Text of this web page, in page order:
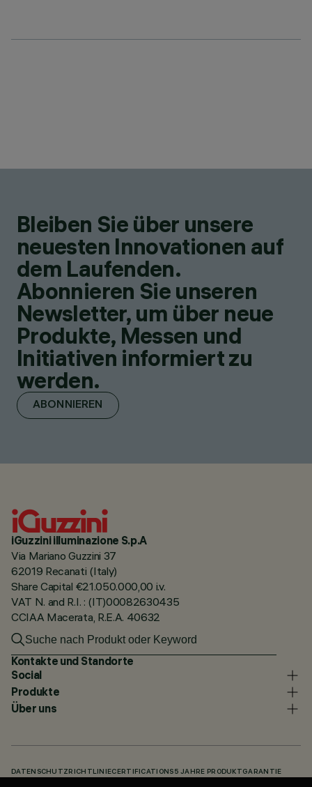
Bleiben Sie über unsere
neuesten Innovationen auf
dem Laufenden.
Abonnieren Sie unseren
Newsletter, um über neue
Produkte, Messen und
Initiativen informiert zu
werden.
ABONNIEREN
iGuzzini illuminazione S.p.A
Via Mariano Guzzini 37
62019 Recanati (Italy)
Share Capital €21.050.000,00 i.v.
VAT N. and R.I. : (IT)00082630435
CCIAA Macerata, R.E.A. 40632
Kontakte und Standorte
Social
Produkte
Über uns
DATENSCHUTZRICHTLINIECERTIFICATIONS 5 JAHRE PRODUKTGARANTIE